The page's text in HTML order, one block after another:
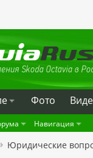
Фото
Навигация
Юридические